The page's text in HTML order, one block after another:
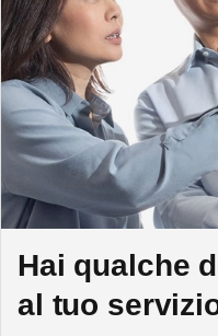
Hai qualche
al tuo